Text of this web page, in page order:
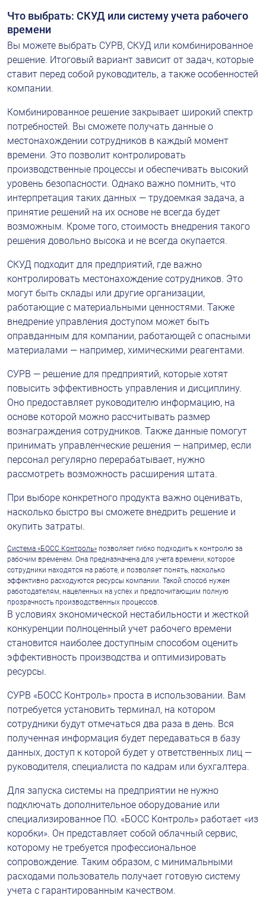
Что выбрать: СКУД или систему учета рабочего
времени
Вы можете выбрать СУРВ, СКУД или комбинированное
решение. Итоговый вариант зависит от задач, которые
ставит перед собой руководитель, а также особенностей
компании.
Комбинированное решение закрывает широкий спектр
потребностей. Вы сможете получать данные о
местонахождении сотрудников в каждый момент
времени. Это позволит контролировать
производственные процессы и обеспечивать высокий
уровень безопасности. Однако важно помнить, что
интерпретация таких данных — трудоемкая задача, а
принятие решений на их основе не всегда будет
возможным. Кроме того, стоимость внедрения такого
решения довольно высока и не всегда окупается.
СКУД подходит для предприятий, где важно
контролировать местонахождение сотрудников. Это
могут быть склады или другие организации,
работающие с материальными ценностями. Также
внедрение управления доступом может быть
оправданным для компании, работающей с опасными
материалами — например, химическими реагентами.
СУРВ — решение для предприятий, которые хотят
повысить эффективность управления и дисциплину.
Оно предоставляет руководителю информацию, на
основе которой можно рассчитывать размер
вознаграждения сотрудников. Также данные помогут
принимать управленческие решения — например, если
персонал регулярно перерабатывает, нужно
рассмотреть возможность расширения штата.
При выборе конкретного продукта важно оценивать,
насколько быстро вы сможете внедрить решение и
окупить затраты.
Система «БОСС Контроль» позволяет гибко подходить к контролю за
рабочим временем. Она предназначена для учета времени, которое
сотрудники находятся на работе, и позволяет понять, насколько
эффективно расходуются ресурсы компании. Такой способ нужен
работодателям, нацеленных на успех и предпочитающим полную
прозрачность производственных процессов.
В условиях экономической нестабильности и жесткой
конкуренции полноценный учет рабочего времени
становится наиболее доступным способом оценить
эффективность производства и оптимизировать
ресурсы.
СУРВ «БОСС Контроль» проста в использовании. Вам
потребуется установить терминал, на котором
сотрудники будут отмечаться два раза в день. Вся
полученная информация будет передаваться в базу
данных, доступ к которой будет у ответственных лиц —
руководителя, специалиста по кадрам или бухгалтера.
Для запуска системы на предприятии не нужно
подключать дополнительное оборудование или
специализированное ПО. «БОСС Контроль» работает «из
коробки». Он представляет собой облачный сервис,
которому не требуется профессиональное
сопровождение. Таким образом, с минимальными
расходами пользователь получает готовую систему
учета с гарантированным качеством.